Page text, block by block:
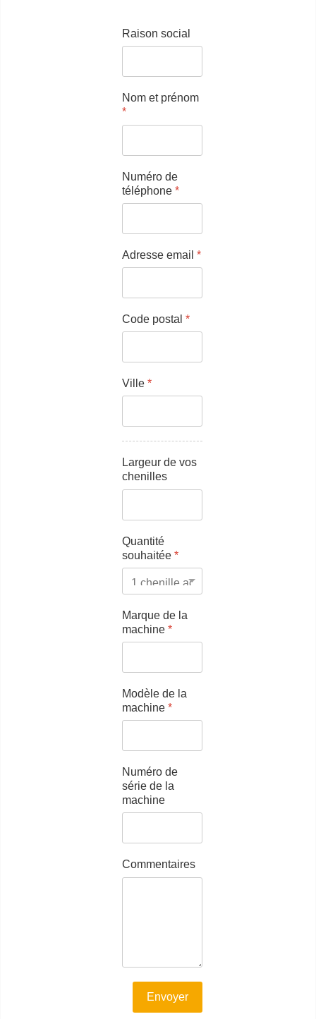
Raison social
Nom et prénom
*
Numéro de
téléphone*
Adresse email*
Code postal*
Ville*
Largeur de vos
chenilles
Quantité
souhaitée*
Marque de la
machine*
Modèle de la
machine*
Numéro de
série de la
machine
Commentaires
Envoyer